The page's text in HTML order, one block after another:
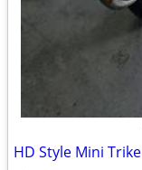
HD Style Mini Trike